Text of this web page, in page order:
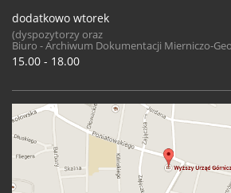
dodatkowo wtorek
(dyspozytorzy oraz
Biuro - Archiwum Dokumentacji Mierniczo-
15.00 - 18.00